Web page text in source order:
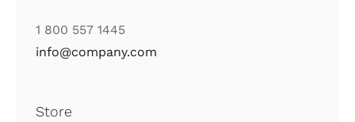
1 800 557 1445
info@company.com
Store